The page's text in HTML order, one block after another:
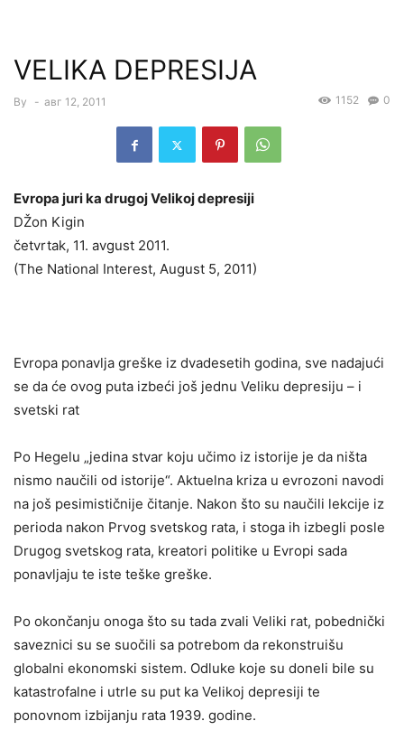
VELIKA DEPRESIJA
By - авг 12, 2011 0
1152
Evropa juri ka drugoj Velikoj depresiji
DŽon Kigin
četvrtak, 11. avgust 2011.
(The National Interest, August 5, 2011)
Evropa ponavlja greške iz dvadesetih godina, sve nadajući
se da će ovog puta izbeći još jednu Veliku depresiju – i
svetski rat
Po Hegelu „jedina stvar koju učimo iz istorije je da ništa
nismo naučili od istorije“. Aktuelna kriza u evrozoni navodi
na još pesimističnije čitanje. Nakon što su naučili lekcije iz
perioda nakon Prvog svetskog rata, i stoga ih izbegli posle
Drugog svetskog rata, kreatori politike u Evropi sada
ponavljaju te iste teške greške.
Po okončanju onoga što su tada zvali Veliki rat, pobednički
saveznici su se suočili sa potrebom da rekonstruišu
globalni ekonomski sistem. Odluke koje su doneli bile su
katastrofalne i utrle su put ka Velikoj depresiji te
ponovnom izbijanju rata 1939. godine.